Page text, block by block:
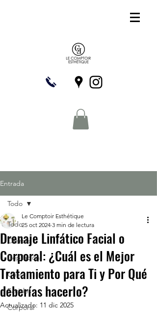
Entrada
Todo
Ofertas
Depilación
Uñas
Faciales
Corporal
Todo
Drenaje Linfático Facial o
Corporal: ¿Cuál es el Mejor
Tratamiento para Ti y Por Qué
deberías hacerlo?
Le Comptoir Esthétique
25 oct 2024 3 min de lectura
Actualizado: 11 dic 2025